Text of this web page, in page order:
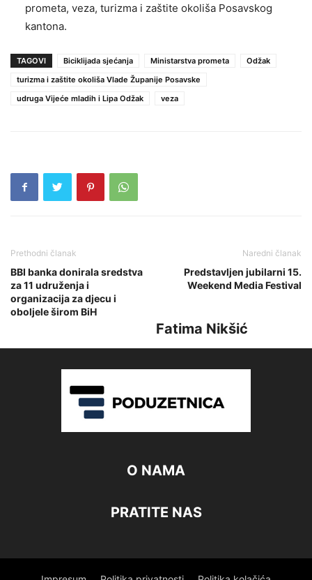
prometa, veza, turizma i zaštite okoliša Posavskog
kantona.
TAGOVI Biciklijada sjećanja Ministarstva prometa
Odžak
turizma i zaštite okoliša Vlade Županije Posavske
udruga Vijeće mladih i Lipa Odžak
veza
Prethodni članak
BBI banka donirala sredstva
za 11 udruženja i
organizacija za djecu i
oboljele širom BiH
Naredni članak
Predstavljen jubilarni 15.
Weekend Media Festival
Fatima Nikšić
O NAMA
PRATITE NAS